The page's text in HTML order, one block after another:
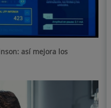
así mejora los